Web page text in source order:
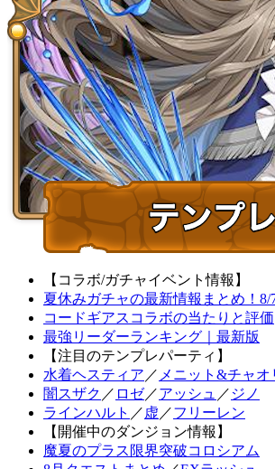
【コラボ/ガチャイベント情報】
夏休みガチャの最新情報まとめ！8/
コードギアスコラボの当たりと評価
最強リーダーランキング｜最新版
【注目のテンプレパーティ】
水着ヘスティア ／ メニット&チャオ
闇スザク ／ ロゼ／アッシュ ／ ジノ
ラインハルト ／ 虚 ／フリーレン
【開催中のダンジョン情報】
魔夏のプラス限界突破コロシアム